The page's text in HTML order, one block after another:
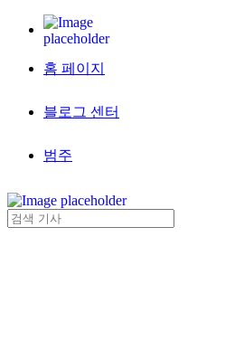
홈 페이지
블로그 센터
범주